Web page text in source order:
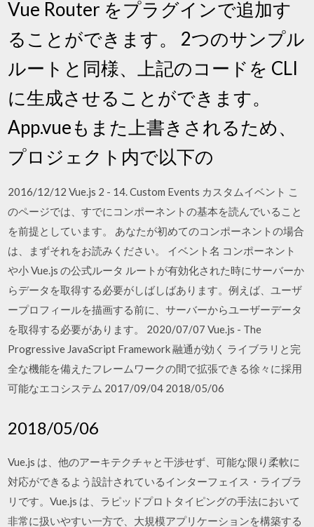
Vue Router をプラグインで追加す
ることができます。 2つのサンプル
ルートと同様、上記のコードを CLI
に生成させることができます。
App.vueもまた上書きされるため、
プロジェクト内で以下の
2016/12/12 Vue.js 2 - 14. Custom Events カスタムイベント こ
のページでは、すでにコンポーネントの基本を読んでいること
を前提としています。 あなたが初めてのコンポーネントの場合
は、まずそれをお読みください。 イベント名 コンポーネント
や小 Vue.js の公式ルータ ルートが有効化された時にサーバーか
らデータを取得する必要がしばしばあります。例えば、ユーザ
ープロフィールを描画する前に、サーバーからユーザーデータ
を取得する必要があります。 2020/07/07 Vue.js - The
Progressive JavaScript Framework 融通が効く ライブラリと完
全な機能を備えたフレームワークの間で拡張できる徐々に採用
可能なエコシステム 2017/09/04 2018/05/06
2018/05/06
Vue.js は、他のアーキテクチャと干渉せず、可能な限り柔軟に
対応ができるよう設計されているインターフェイス・ライブラ
リです。Vue.js は、ラピッドプロトタイピングの手法において
非常に扱いやすい一方で、大規模アプリケーションを構築する